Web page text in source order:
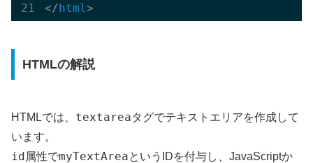
</html >
HTMLの解説
HTMLでは、 textareaタグでテキストエリアを作成して
います。
id 属性でmyTextAreaというIDを付与し、JavaScriptか